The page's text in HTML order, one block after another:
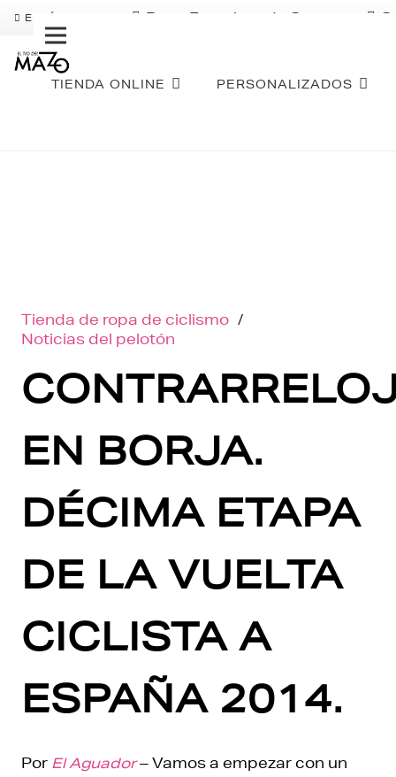
ENVÍO GRATIS Pago Fraccionado Sequra
TIENDA ONLINE PERSONALIZADOS
Tienda de ropa de ciclismo /
Noticias del pelotón
EN BORJA.
DÉCIMA ETAPA
DE LA VUELTA
CICLISTA A
ESPAÑA 2014.
Por El Aguador– Vamos a empezar con un